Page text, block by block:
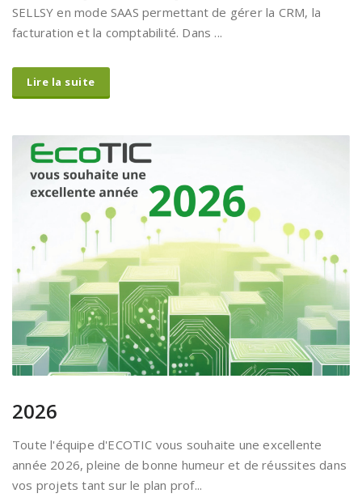
ECOTIC intègre à son catalogue de solutions la suite
SELLSY en mode SAAS permettant de gérer la CRM, la
Lire la suite
Toute l'équipe d'ECOTIC vous souhaite une excellente
année 2026, pleine de bonne humeur et de réussites dans